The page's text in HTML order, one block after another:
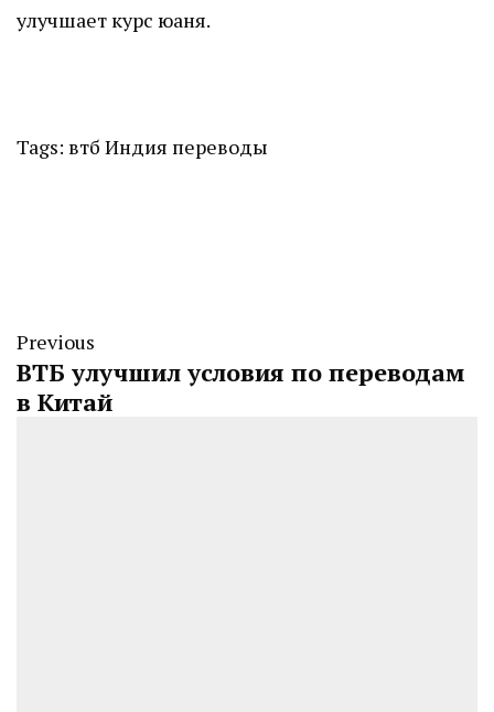
улучшает курс юаня.
Tags: втб Индия переводы
Previous
ВТБ улучшил условия по переводам
в Китай